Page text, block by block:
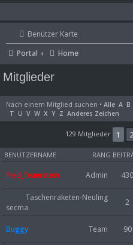
Benutzer Karte
Portal
Home
Mitglieder
Nach einem Mitglied suchen • Alle A B
T U V W X Y Z Anderes Zeichen
129 Mitglieder 1 2
RANG
BENUTZERNAME
Admin
fred_feuerstein 430
Taschenraketen-Neuling
secma
2
Team
Buggy 90